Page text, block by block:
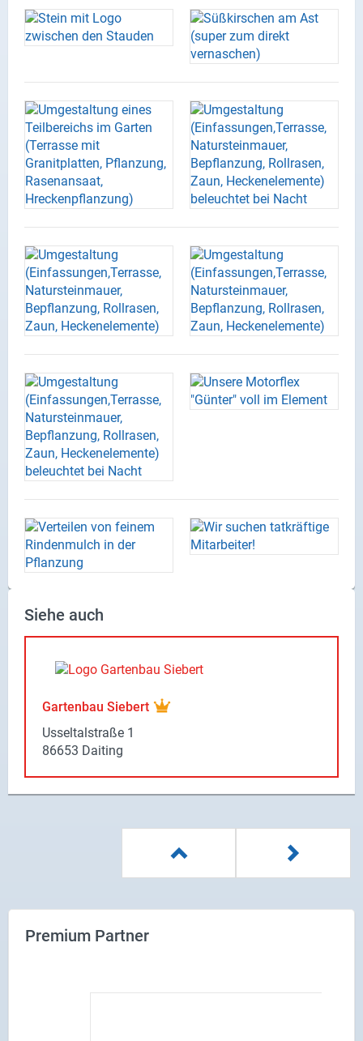
Siehe auch
Gartenbau Siebert
Usseltalstraße 1
86653 Daiting
Premium Partner